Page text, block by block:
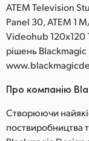
ATEM Television
Panel 30, ATEM 1
Videohub 120x120
рішень
Про компанію
Створюючи
поствиробництва